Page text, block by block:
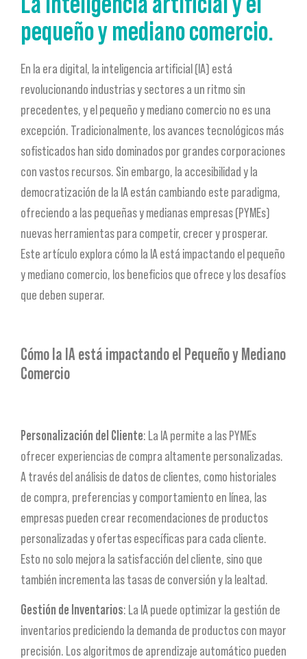
pequeño y mediano comercio.
En la era digital, la inteligencia artificial (IA) está
revolucionando industrias y sectores a un ritmo sin
precedentes, y el pequeño y mediano comercio no es una
excepción. Tradicionalmente, los avances tecnológicos más
sofisticados han sido dominados por grandes corporaciones
con vastos recursos. Sin embargo, la accesibilidad y la
democratización de la IA están cambiando este paradigma,
ofreciendo a las pequeñas y medianas empresas (PYMEs)
nuevas herramientas para competir, crecer y prosperar.
Este artículo explora cómo la IA está impactando el pequeño
y mediano comercio, los beneficios que ofrece y los desafíos
que deben superar.
Cómo la IA está impactando el Pequeño y Mediano
Comercio
Personalización del Cliente: La IA permite a las PYMEs
ofrecer experiencias de compra altamente personalizadas.
A través del análisis de datos de clientes, como historiales
de compra, preferencias y comportamiento en línea, las
empresas pueden crear recomendaciones de productos
personalizadas y ofertas específicas para cada cliente.
Esto no solo mejora la satisfacción del cliente, sino que
también incrementa las tasas de conversión y la lealtad.
Gestión de Inventarios: La IA puede optimizar la gestión de
inventarios prediciendo la demanda de productos con mayor
precisión. Los algoritmos de aprendizaje automático pueden